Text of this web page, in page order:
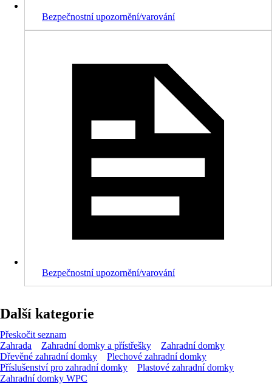
Bezpečnostní upozornění/varování
Bezpečnostní upozornění/varování
Další kategorie
Přeskočit seznam
Zahrada
Zahradní domky a přístřešky
Zahradní domky
Dřevěné zahradní domky
Plechové zahradní domky
Příslušenství pro zahradní domky
Plastové zahradní domky
Zahradní domky WPC